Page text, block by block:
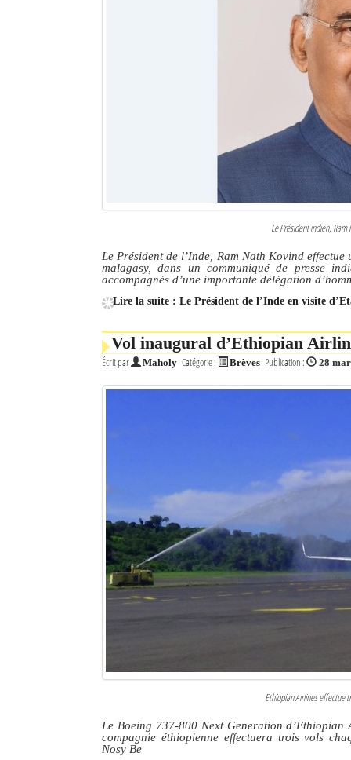
Le Président indien,
Le Président de l’Inde, Ram Nath Kovind
malagasy, dans un communiqué de presse
accompagnés d’une importante délégation
Lire la suite : Le Président de l’Inde en visite
Vol inaugural d’Ethiopian
Écrit par Maholy Catégorie : Brèves Publication : 28
Ethiopian Airlines effectue
Le Boeing 737-800 Next Generation
compagnie éthiopienne effectuera trois vols
Nosy Be